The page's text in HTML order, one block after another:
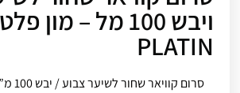
PLATIN
סרום